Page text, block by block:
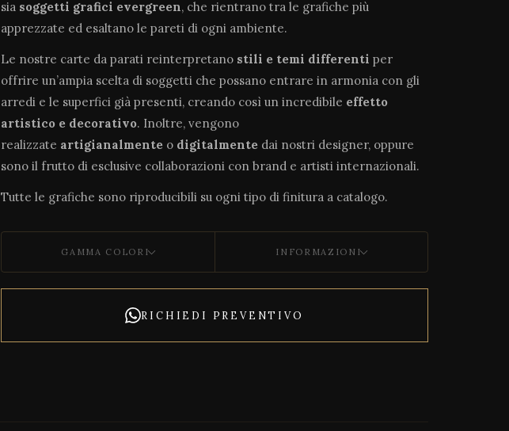
sia soggetti grafici evergreen, che rientrano tra le grafiche più
apprezzate ed esaltano le pareti di ogni ambiente.
Le nostre carte da parati reinterpretano stili e temi differenti per
offrire un’ampia scelta di soggetti che possano entrare in armonia con gli
arredi e le superfici già presenti, creando così un incredibile effetto
artistico e decorativo. Inoltre, vengono
realizzate artigianalmente o digitalmente dai nostri designer, oppure
sono il frutto di esclusive collaborazioni con brand e artisti internazionali.
Tutte le grafiche sono riproducibili su ogni tipo di finitura a catalogo.
GAMMA COLORI INFORMAZIONI
RICHIEDI PREVENTIVO